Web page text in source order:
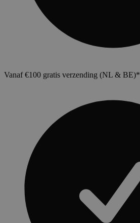
Vanaf €100 gratis verzending (NL & BE)*